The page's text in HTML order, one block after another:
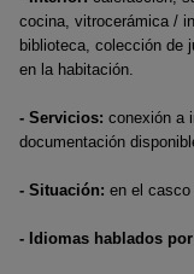
cocina, vitrocerámica /
biblioteca, colección de
en la habitación.
- Servicios: conexión a
documentación
- Situación: en el casco
- Idiomas hablados